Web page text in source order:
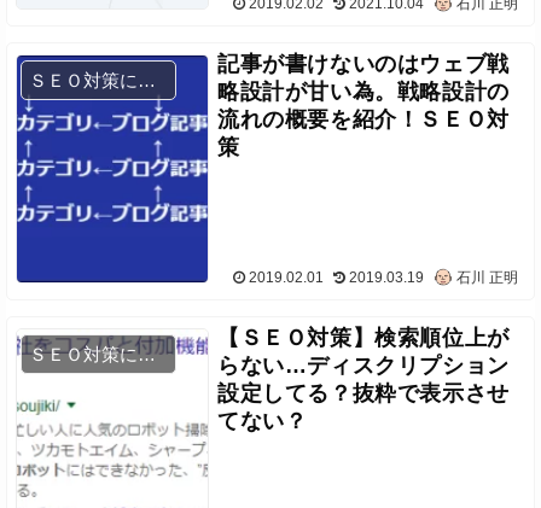
ＳＥＯ対策について
記事が書けないのはウェブ戦
略設計が甘い為。戦略設計の
流れの概要を紹介！ＳＥＯ対
策
2019.02.01 2019.03.19 石川 正明
ＳＥＯ対策について
【ＳＥＯ対策】検索順位上が
らない…ディスクリプション
設定してる？抜粋で表示させ
てない？